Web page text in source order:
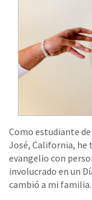
Como estudiante
José, California, he
evangelio con
involucrado en un
cambió a mi familia.